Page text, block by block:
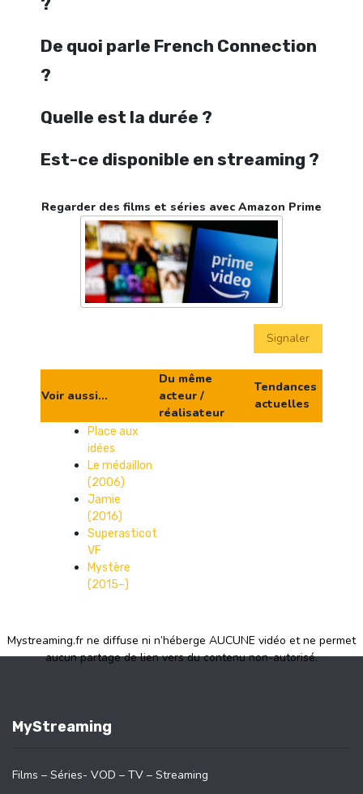
De quoi parle French Connection
?
Quelle est la durée ?
Est-ce disponible en streaming ?
Regarder des films et séries avec Amazon Prime
Signaler
Voir aussi...
Du même
acteur /
réalisateur
Tendances
actuelles
Place aux
idées
Le médaillon
(2006)
Jamie
(2016)
Superasticot
VF
Mystère
(2015–)
Mystreaming.fr ne diffuse ni n’héberge AUCUNE vidéo et ne permet
aucun partage de lien vers du contenu non-autorisé.
MyStreaming
Films – Séries- VOD – TV – Streaming